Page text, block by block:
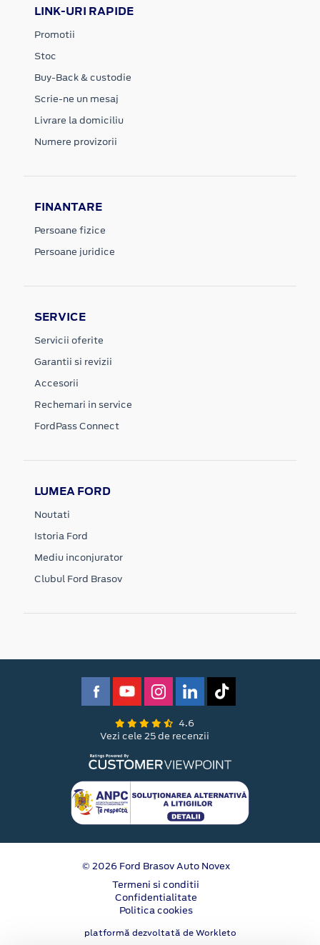
LINK-URI RAPIDE
Promotii
Stoc
Buy-Back & custodie
Scrie-ne un mesaj
Livrare la domiciliu
Numere provizorii
FINANTARE
Persoane fizice
Persoane juridice
SERVICE
Servicii oferite
Garantii si revizii
Accesorii
Rechemari in service
FordPass Connect
LUMEA FORD
Noutati
Istoria Ford
Mediu inconjurator
Clubul Ford Brasov
4.6
Vezi cele 25 de recenzii
© 2026 Ford Brasov Auto Novex
Termeni si conditii
Confidentialitate
Politica cookies
platformă dezvoltată de Workleto